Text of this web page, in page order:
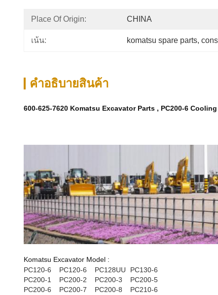
Place Of Origin: CHINA
เน้น: komatsu spare parts,
คําอธิบายสินค้า
600-625-7620 Komatsu Excavator Parts , PC200-6
Komatsu Excavator Model :
PC120-6
PC120-6 PC128UU
PC130-6
PC200-1
PC200-2 PC200-3
PC200-5
PC200-6
PC200-7 PC200-8
PC210-6